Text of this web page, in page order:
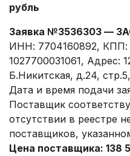
рубль
Заявка №3536303 —
ИНН: 7704160892, КПП:
1027700031061, Адрес:
Б.Никитская, д.24,
Дата и время подачи
Поставщик
отсутствии в реестре
поставщиков,
Цена поставщика: 138